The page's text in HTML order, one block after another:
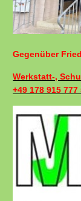
Gegenüber
Werkstatt-,
+49 178 915 777